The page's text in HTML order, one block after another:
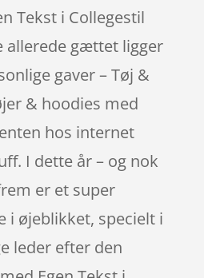
Tekst i Collegestil
allerede gættet ligger
gaver – Tøj &
& hoodies med
hos internet
I dette år – og nok
er et super
øjeblikket, specielt i
leder efter den